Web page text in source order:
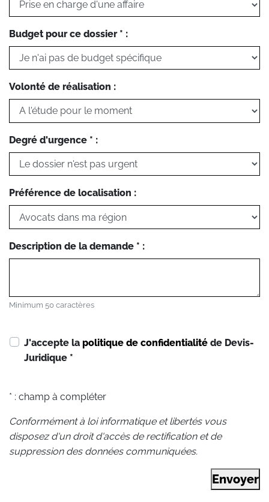
Budget pour ce dossier * :
Volonté de réalisation :
Degré d'urgence * :
Préférence de localisation :
Description de la demande * :
Minimum 50 caractères
J'accepte la politique de confidentialité de Devis-
Juridique *
* : champ à compléter
Conformément à loi informatique et libertés vous
disposez d'un droit d'accès de rectification et de
suppression des données communiquées.
Envoyer